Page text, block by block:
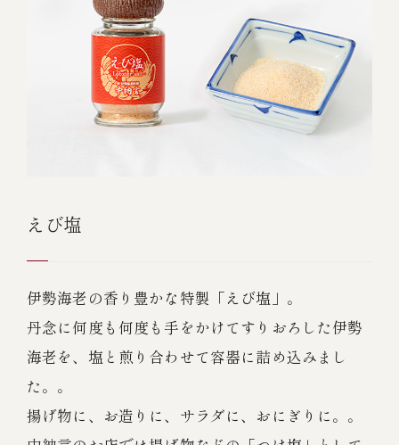
えび塩
伊勢海老の香り豊かな特製「えび塩」。
丹念に何度も何度も手をかけてすりおろした伊勢
海老を、塩と煎り合わせて容器に詰め込みまし
た。。
揚げ物に、お造りに、サラダに、おにぎりに。。